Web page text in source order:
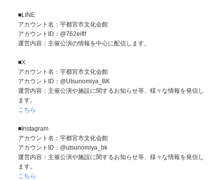
■LINE
アカウント名：宇都宮市文化会館
アカウントID：@762eiflf
運営内容：主催公演の情報を中心に配信します。
■X
アカウント名：宇都宮市文化会館
アカウントID：@Utsunomiya_BK
運営内容：主催公演や施設に関するお知らせ等、様々な情報を発信し
ます。
こちら
■Instagram
アカウント名：宇都宮市文化会館
アカウントID：@utsunomiya_bk
運営内容：主催公演や施設に関するお知らせ等、様々な情報を発信し
ます。
こちら